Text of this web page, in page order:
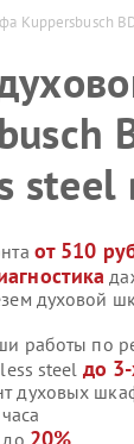
Kuppersbusch
steel
от 510
духовой
работы по
steel до
духовых